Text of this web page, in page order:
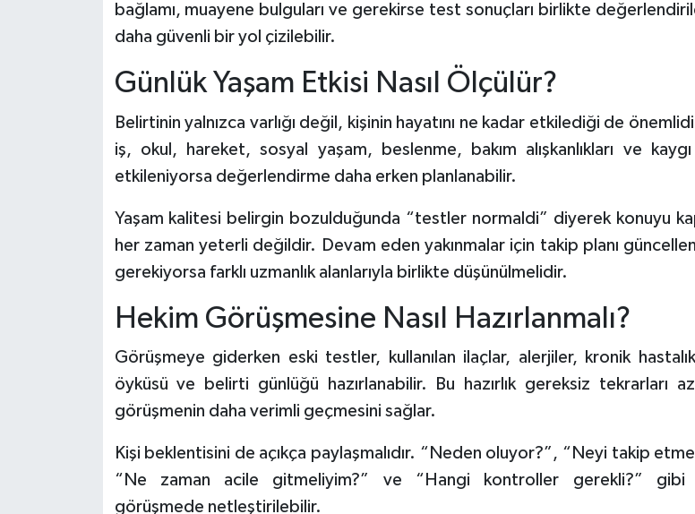
bağlamı, muayene bulguları ve gerekirse test sonuçları birlikte
daha güvenli bir yol çizilebilir.
Günlük Yaşam Etkisi Nasıl Ölçülür?
Belirtinin yalnızca varlığı değil, kişinin hayatını ne kadar etkilediği de
iş, okul, hareket, sosyal yaşam, beslenme, bakım alışkanlıkları ve
etkileniyorsa değerlendirme daha erken planlanabilir.
Yaşam kalitesi belirgin bozulduğunda “testler normaldi” diyerek konuyu
her zaman yeterli değildir. Devam eden yakınmalar için takip planı
gerekiyorsa farklı uzmanlık alanlarıyla birlikte düşünülmelidir.
Hekim Görüşmesine Nasıl Hazırlanmalı?
Görüşmeye giderken eski testler, kullanılan ilaçlar, alerjiler, kronik
öyküsü ve belirti günlüğü hazırlanabilir. Bu hazırlık gereksiz tekrarları
görüşmenin daha verimli geçmesini sağlar.
Kişi beklentisini de açıkça paylaşmalıdır. “Neden oluyor?”, “Neyi takip
“Ne zaman acile gitmeliyim?” ve “Hangi kontroller gerekli?” gibi
görüşmede netleştirilebilir.